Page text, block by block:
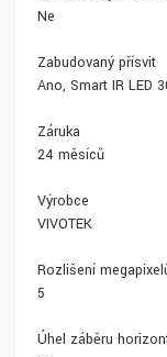
Ne
Zabudovaný přísvit
Ano, Smart IR LED
Záruka
24 měsíců
Výrobce
VIVOTEK
Rozlišení
5
Úhel záběru